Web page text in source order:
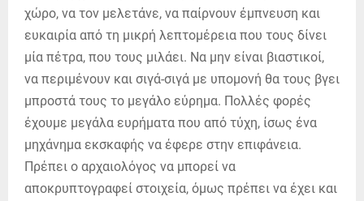
χώρο, να τον μελετάνε, να παίρνουν έμπνευση και
ευκαιρία από τη μικρή λεπτομέρεια που τους δίνει
μία πέτρα, που τους μιλάει. Να μην είναι βιαστικοί,
να περιμένουν και σιγά-σιγά με υπομονή θα τους βγει
μπροστά τους το μεγάλο εύρημα. Πολλές φορές
έχουμε μεγάλα ευρήματα που από τύχη, ίσως ένα
μηχάνημα εκσκαφής να έφερε στην επιφάνεια.
Πρέπει ο αρχαιολόγος να μπορεί να
αποκρυπτογραφεί στοιχεία, όμως πρέπει να έχει και